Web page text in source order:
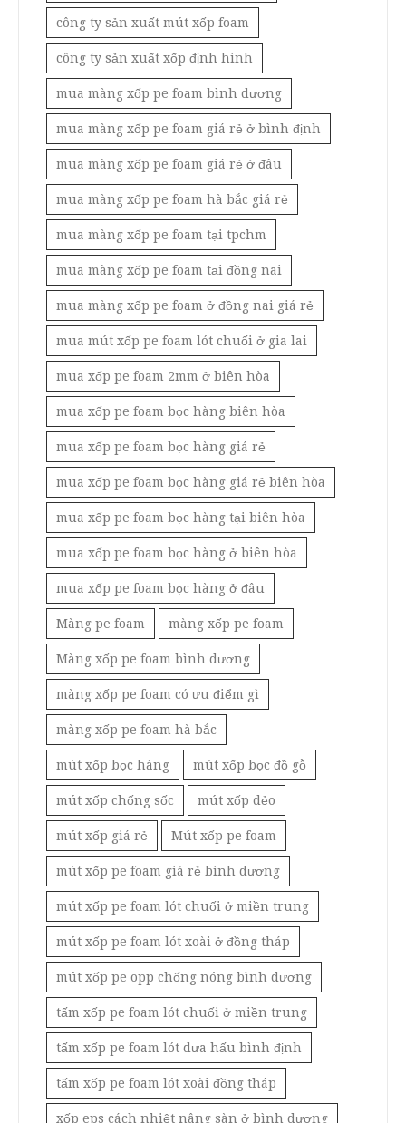
công ty sản xuất mút xốp foam
công ty sản xuất xốp định hình
mua màng xốp pe foam bình dương
mua màng xốp pe foam giá rẻ ở bình định
mua màng xốp pe foam giá rẻ ở đâu
mua màng xốp pe foam hà bắc giá rẻ
mua màng xốp pe foam tại tpchm
mua màng xốp pe foam tại đồng nai
mua màng xốp pe foam ở đồng nai giá rẻ
mua mút xốp pe foam lót chuối ở gia lai
mua xốp pe foam 2mm ở biên hòa
mua xốp pe foam bọc hàng biên hòa
mua xốp pe foam bọc hàng giá rẻ
mua xốp pe foam bọc hàng giá rẻ biên hòa
mua xốp pe foam bọc hàng tại biên hòa
mua xốp pe foam bọc hàng ở biên hòa
mua xốp pe foam bọc hàng ở đâu
Màng pe foam màng xốp pe foam
Màng xốp pe foam bình dương
màng xốp pe foam có ưu điểm gì
màng xốp pe foam hà bắc
mút xốp bọc hàng mút xốp bọc đồ gỗ
mút xốp chống sốc mút xốp dẻo
mút xốp giá rẻ Mút xốp pe foam
mút xốp pe foam giá rẻ bình dương
mút xốp pe foam lót chuối ở miền trung
mút xốp pe foam lót xoài ở đồng tháp
mút xốp pe opp chống nóng bình dương
tấm xốp pe foam lót chuối ở miền trung
tấm xốp pe foam lót dưa hấu bình định
tấm xốp pe foam lót xoài đồng tháp
xốp eps cách nhiệt nâng sàn ở bình dương